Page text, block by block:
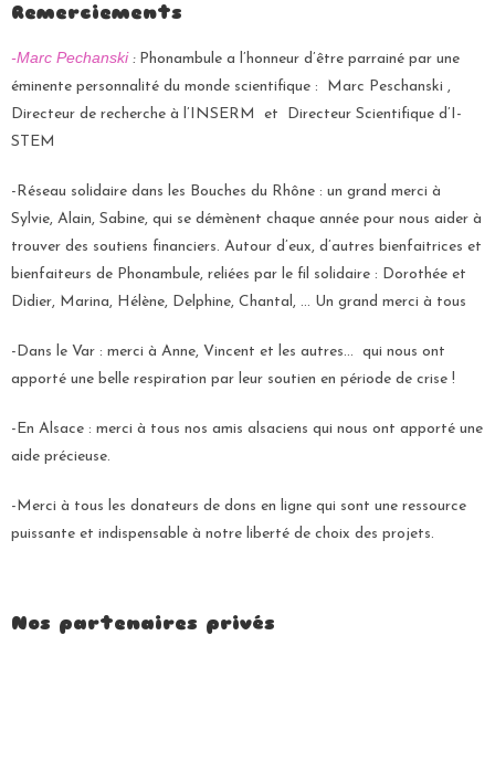
Remerciements
-Marc Pechanski : Phonambule a l’honneur d’être parrainé par une
éminente personnalité du monde scientifique : Marc Peschanski ,
Directeur de recherche à l’INSERM et Directeur Scientifique d’I-
STEM
-Réseau solidaire dans les Bouches du Rhône : un grand merci à
Sylvie, Alain, Sabine, qui se démènent chaque année pour nous aider à
trouver des soutiens financiers. Autour d’eux, d’autres bienfaitrices et
bienfaiteurs de Phonambule, reliées par le fil solidaire : Dorothée et
Didier, Marina, Hélène, Delphine, Chantal, … Un grand merci à tous
-Dans le Var : merci à Anne, Vincent et les autres… qui nous ont
apporté une belle respiration par leur soutien en période de crise !
-En Alsace : merci à tous nos amis alsaciens qui nous ont apporté une
aide précieuse.
-Merci à tous les donateurs de dons en ligne qui sont une ressource
puissante et indispensable à notre liberté de choix des projets.
Nos partenaires privés